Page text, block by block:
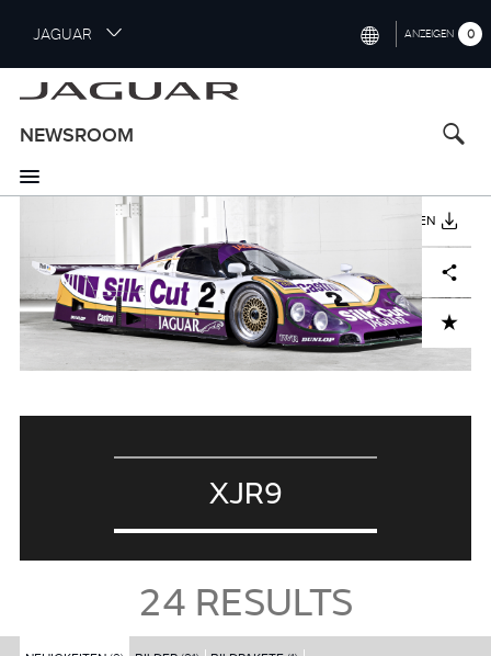
i
p
o
m
a
o
n
JAGUAR
UNITED KINGDOM (ENGLISH)
GERMANY (DEUTSCH)
FRANCE (FRANÇAIS)
SPAIN (ESPAÑOL)
ANZEIGEN 0
NEWSROOM
HERUNTERLADEN
ADD TO CART
Facebook
X Share
XJR9
24 RESULTS